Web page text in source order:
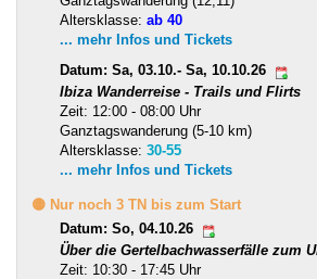
Altersklasse: ab 40
... mehr Infos und Tickets
Datum: Sa, 03.10.- Sa, 10.10.26
Ibiza Wanderreise - Trails und Flirts
Zeit: 12:00 - 08:00 Uhr
Ganztagswanderung (5-10 km)
Altersklasse: 30-55
... mehr Infos und Tickets
🟡 Nur noch 3 TN bis zum Start
Datum: So, 04.10.26
Über die Gertelbachwasserfälle zum
Zeit: 10:30 - 17:45 Uhr